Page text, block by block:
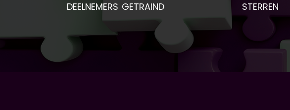
DEELNEMERS GETRAIND STERREN